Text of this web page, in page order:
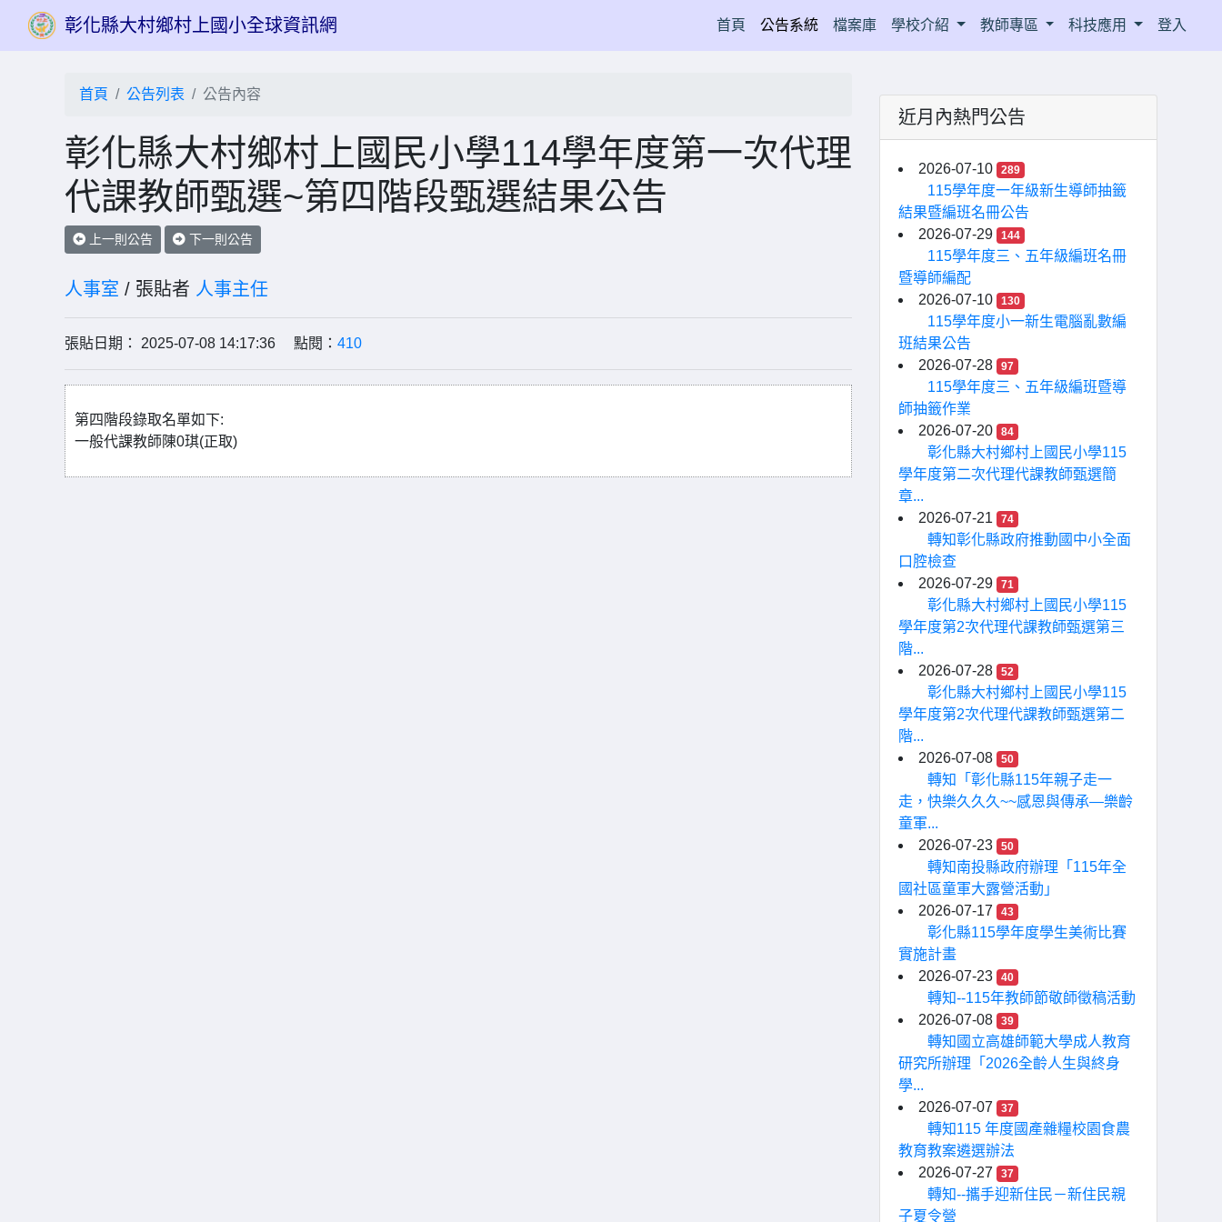
彰化縣大村鄉村上國小全球資訊網 首頁(current)
公告系統 檔案庫 學校介紹 教師專區 科技應用 登入
首頁 公告列表 公告內容
彰化縣大村鄉村上國民小學114學年度第一次代理
代課教師甄選~第四階段甄選結果公告
上一則公告 下一則公告
人事室 / 張貼者 人事主任
張貼日期： 2025-07-08 14:17:36 點閱： 410
第四階段錄取名單如下:
一般代課教師陳0琪(正取)
近月內熱門公告
2026-07-10 289
115學年度一年級新生導師抽籤
結果暨編班名冊公告
2026-07-29
144
115學年度三、五年級編班名冊
暨導師編配
2026-07-10
130
115學年度小一新生電腦亂數編
班結果公告
2026-07-28
97
115學年度三、五年級編班暨導
師抽籤作業
2026-07-20
84
彰化縣大村鄉村上國民小學115
學年度第二次代理代課教師甄選簡
章...
2026-07-21
74
轉知彰化縣政府推動國中小全面
口腔檢查
2026-07-29
71
彰化縣大村鄉村上國民小學115
學年度第2次代理代課教師甄選第三
階...
2026-07-28
52
彰化縣大村鄉村上國民小學115
學年度第2次代理代課教師甄選第二
階...
2026-07-08
50
轉知「彰化縣115年親子走一
走，快樂久久久~~感恩與傳承—樂齡
童軍...
2026-07-23
50
轉知南投縣政府辦理「115年全
國社區童軍大露營活動」
2026-07-17
43
彰化縣115學年度學生美術比賽
實施計畫
2026-07-23
40
轉知--115年教師節敬師徵稿活動
2026-07-08
39
轉知國立高雄師範大學成人教育
研究所辦理「2026全齡人生與終身
學...
2026-07-07
37
轉知115 年度國產雜糧校園食農
教育教案遴選辦法
2026-07-27
37
轉知--攜手迎新住民－新住民親
子夏令營